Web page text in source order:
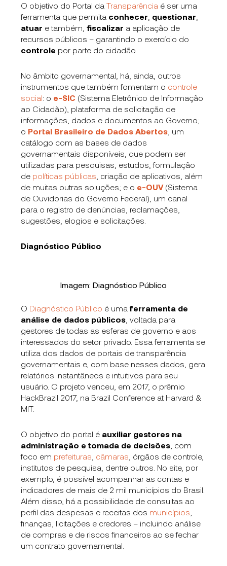
O objetivo do Portal daTransparência é ser uma
ferramenta que permita conhecer questionar
atuar e também,fiscalizar a aplicação de
recursos públicos – garantindo o exercício do
controle por parte do cidadão.
No âmbito governamental, há, ainda, outros
instrumentos que também fomentam o controle
social: o e-SIC (Sistema Eletrônico de Informação
ao Cidadão), plataforma de solicitação de
informações, dados e documentos ao Governo;
o Portal Brasileiro de Dados Abertos , um
catálogo com as bases de dados
governamentais disponíveis, que podem ser
utilizadas para pesquisas, estudos, formulação
de políticas públicas , criação de aplicativos, além
de muitas outras soluções; e o e-OUV (Sistema
de Ouvidorias do Governo Federal), um canal
para o registro de denúncias, reclamações,
sugestões, elogios e solicitações.
Diagnóstico Público
Imagem: Diagnóstico Público
O Diagnóstico Público é uma ferramenta de
análise de dados públicos , voltada para
gestores de todas as esferas de governo e aos
interessados do setor privado. Essa ferramenta se
utiliza dos dados de portais de transparência
governamentais e, com base nesses dados, gera
relatórios instantâneos e intuitivos para seu
usuário. O projeto venceu, em 2017, o prêmio
HackBrazil 2017, na Brazil Conference at Harvard &
MIT.
O objetivo do portal é auxiliar gestores na
administração e tomada de decisões , com
foco em prefeituras câmaras , órgãos de controle,
institutos de pesquisa, dentre outros. No site, por
exemplo, é possível acompanhar as contas e
indicadores de mais de 2 mil municípios do Brasil.
Além disso, há a possibilidade de consultas ao
perfil das despesas e receitas dos municípios
finanças, licitações e credores – incluindo análise
de compras e de riscos financeiros ao se fechar
um contrato governamental.